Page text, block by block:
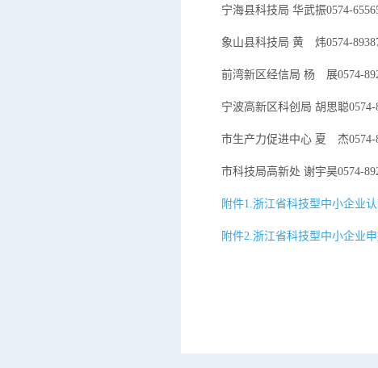
宁海县科技局 华武振0574-
象山县科技局 黄 炜0574-
前湾新区经信局 杨 展0574-
宁波高新区科创局 胡思聪0574-
市生产力促进中心 夏 杰0574-
市科技局高新处 谢宇昊0574-
附件1.浙江省科技型中小企业
附件2.浙江省科技型中小企业